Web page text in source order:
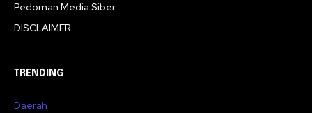
Pedoman Media Siber
DISCLAIMER
TRENDING
Daerah